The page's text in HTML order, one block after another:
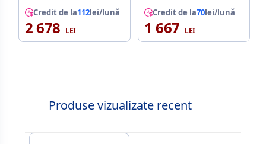
Credit de la112lei/lună
2 678
ВНУТРЕННИЙ
ЖЕСТКИЙ ДИСК
HDD)
Credit de la70lei/lună
1 667
Produse vizualizate recent